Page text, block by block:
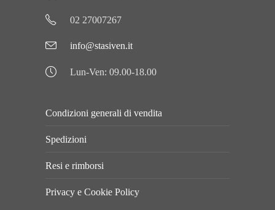
02 27007267
info@stasiven.it
Lun-Ven: 09.00-18.00
Condizioni generali di vendita
Spedizioni
Resi e rimborsi
Privacy e Cookie Policy